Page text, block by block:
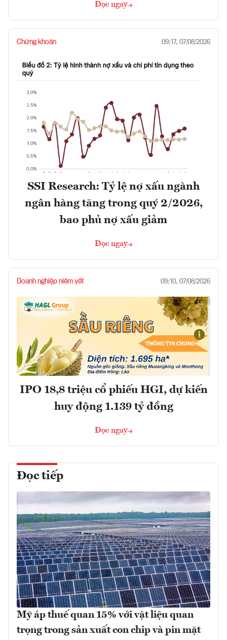
Đọc ngay
Chứng khoán 09:17, 07/08/2026
SSI Research: Tỷ lệ nợ xấu ngành
ngân hàng tăng trong quý 2/2026,
bao phủ nợ xấu giảm
Đọc ngay
Doanh nghiệp niêm yết 09:10, 07/08/2026
IPO 18,8 triệu cổ phiếu HGI, dự kiến
huy động 1.139 tỷ đồng
Đọc ngay
Đọc tiếp
Mỹ áp thuế quan 15% với vật liệu quan
trọng trong sản xuất con chip và pin mặt